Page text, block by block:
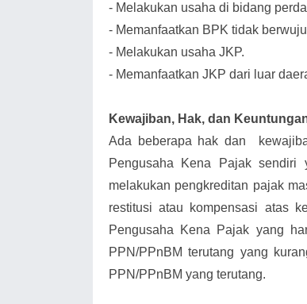
- Melakukan usaha di bidang
- Memanfaatkan BPK tidak
- Melakukan usaha JKP.
- Memanfaatkan JKP dari luar
Kewajiban, Hak, dan
Ada beberapa hak dan
Pengusaha Kena Pajak sendiri
melakukan pengkreditan pajak
restitusi atau kompensasi atas
Pengusaha Kena Pajak yang
PPN/PPnBM terutang yang
PPN/PPnBM yang terutang.